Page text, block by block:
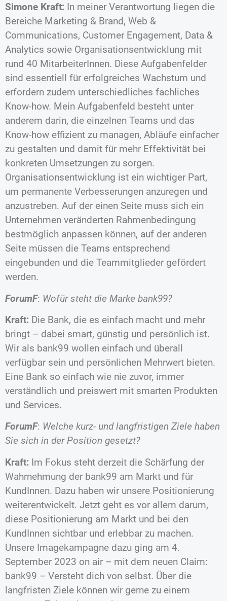
Simone Kraft: In meiner Verantwortung liegen die
Bereiche Marketing & Brand, Web &
Communications, Customer Engagement, Data &
Analytics sowie Organisationsentwicklung mit
rund 40 MitarbeiterInnen. Diese Aufgabenfelder
sind essentiell für erfolgreiches Wachstum und
erfordern zudem unterschiedliches fachliches
Know-how. Mein Aufgabenfeld besteht unter
anderem darin, die einzelnen Teams und das
Know-how effizient zu managen, Abläufe einfacher
zu gestalten und damit für mehr Effektivität bei
konkreten Umsetzungen zu sorgen.
Organisationsentwicklung ist ein wichtiger Part,
um permanente Verbesserungen anzuregen und
anzustreben. Auf der einen Seite muss sich ein
Unternehmen veränderten Rahmenbedingung
bestmöglich anpassen können, auf der anderen
Seite müssen die Teams entsprechend
eingebunden und die Teammitglieder gefördert
werden.
ForumF: Wofür steht die Marke bank99?
Kraft: Die Bank, die es einfach macht und mehr
bringt – dabei smart, günstig und persönlich ist.
Wir als bank99 wollen einfach und überall
verfügbar sein und persönlichen Mehrwert bieten.
Eine Bank so einfach wie nie zuvor, immer
verständlich und preiswert mit smarten Produkten
und Services.
ForumF: Welche kurz- und langfristigen Ziele haben
Sie sich in der Position gesetzt?
Kraft: Im Fokus steht derzeit die Schärfung der
Wahrnehmung der bank99 am Markt und für
KundInnen. Dazu haben wir unsere Positionierung
weiterentwickelt. Jetzt geht es vor allem darum,
diese Positionierung am Markt und bei den
KundInnen sichtbar und erlebbar zu machen.
Unsere Imagekampagne dazu ging am 4.
September 2023 on air – mit dem neuen Claim:
bank99 – Versteht dich von selbst. Über die
langfristen Ziele können wir gerne zu einem